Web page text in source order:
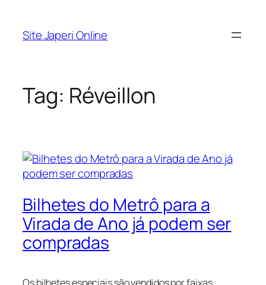
Site Japeri Online
Tag: Réveillon
Bilhetes do Metrô para a
Virada de Ano já podem ser
compradas